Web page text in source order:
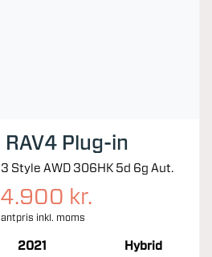
Plug-in
Style AWD 306HK 5d 6g Aut.
kr.
inkl. moms
2021
Hybrid